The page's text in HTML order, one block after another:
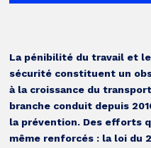
La pénibilité du travail et
sécurité constituent un
à la croissance du
branche conduit depuis
la prévention. Des efforts
même renforcés : la loi du